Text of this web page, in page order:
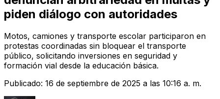
piden diálogo con autoridades
Motos, camiones y transporte escolar participaron en
protestas coordinadas sin bloquear el transporte
público, solicitando inversiones en seguridad y
formación vial desde la educación básica.
Publicado: 16 de septiembre de 2025 a las 10:16 a. m.